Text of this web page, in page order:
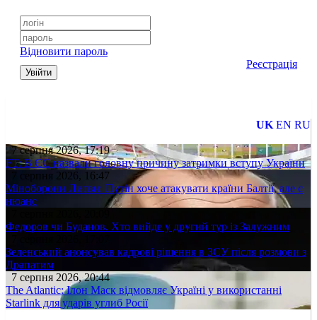
Відновити пароль
Увійти
Реєстрація
UK EN RU
7 серпня 2026, 17:19
FT: В ЄС назвали головну причину затримки вступу України
7 серпня 2026, 16:47
Міноборони Литви: Путін хоче атакувати країни Балтії, але є
нюанс
Федоров чи Буданов. Хто вийде у другий тур із Залужним
Зеленський анонсував кадрові рішення в ЗСУ після розмови з
Драпатим
7 серпня 2026, 20:44
The Atlantic: Ілон Маск відмовляє Україні у використанні
Starlink для ударів углиб Росії